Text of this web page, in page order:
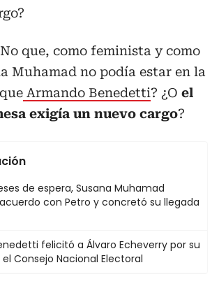
que, como feminista y como
Muhamad no podía estar en la
Armando Benedetti? ¿O el
exigía un nuevo cargo?
de espera, Susana Muhamad
con Petro y concretó su llegada
felicitó a Álvaro Echeverry por su
Consejo Nacional Electoral